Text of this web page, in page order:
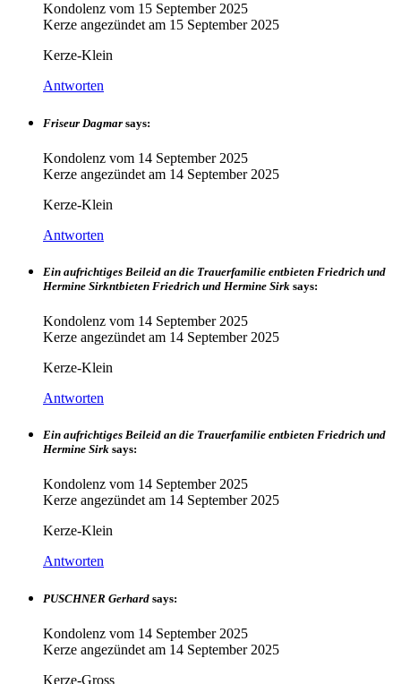
Kondolenz vom 15 September 2025
Kerze angezündet am 15 September 2025
Kerze-Klein
Antworten
Friseur Dagmar says:
Kondolenz vom 14 September 2025
Kerze angezündet am 14 September 2025
Kerze-Klein
Antworten
Ein aufrichtiges Beileid an die Trauerfamilie entbieten Friedrich und
Hermine Sirkntbieten Friedrich und Hermine Sirk says:
Kondolenz vom 14 September 2025
Kerze angezündet am 14 September 2025
Kerze-Klein
Antworten
Ein aufrichtiges Beileid an die Trauerfamilie entbieten Friedrich und
Hermine Sirk says:
Kondolenz vom 14 September 2025
Kerze angezündet am 14 September 2025
Kerze-Klein
Antworten
PUSCHNER Gerhard says:
Kondolenz vom 14 September 2025
Kerze angezündet am 14 September 2025
Kerze-Gross